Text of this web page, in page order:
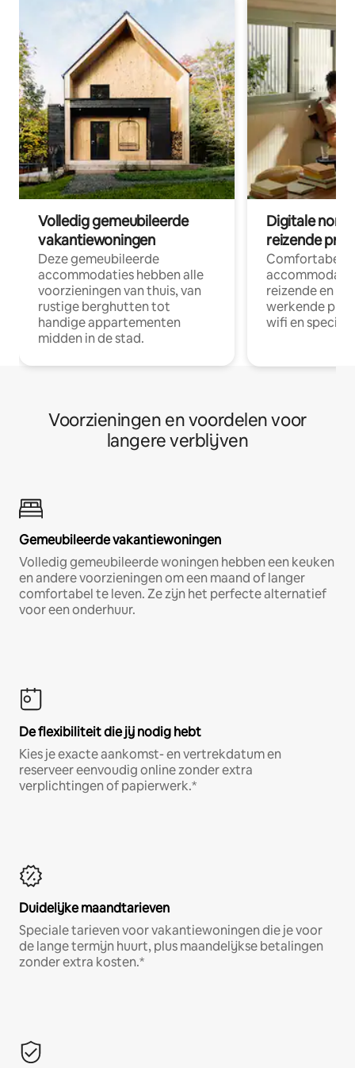
Volledig gemeubileerde
vakantiewoningen
Deze gemeubileerde
accommodaties hebben alle
voorzieningen van thuis, van
rustige berghutten tot
handige appartementen
midden in de stad.
Digitale
reizende
Comfortabele
reizende en
werkende
wifi en
Voorzieningen en voordelen voor
langere verblijven
Gemeubileerde vakantiewoningen
Volledig gemeubileerde woningen hebben een keuken
en andere voorzieningen om een maand of langer
comfortabel te leven. Ze zijn het perfecte alternatief
voor een onderhuur.
De flexibiliteit die jij nodig hebt
Kies je exacte aankomst- en vertrekdatum en
reserveer eenvoudig online zonder extra
verplichtingen of papierwerk.*
Duidelijke maandtarieven
Speciale tarieven voor vakantiewoningen die je voor
de lange termijn huurt, plus maandelijkse betalingen
zonder extra kosten.*